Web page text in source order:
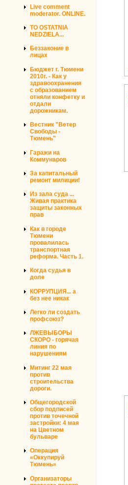
Live comment
moderator. ONLINE.
TO OSTATNIA
NEDZIELA...
Беззаконие в
лицах
Бюджет г. Тюмени
2010г. - Как у
здравоохранения
с образованием
отняли конфетку и
отдали
дорожникам.
Вестник "Ветер
Свободы -
Тюмень"
Гаражи на
Коммунаров
За капитальный
ремонт милиции!
Из зала суда ...
Живая практика
защиты законных
прав
Как в городе
Тюмени
провалилась
транспортная
реформа. Часть 1.
Когда судья в
доле
КОРРУПЦИЯ... а
без нее никак
Легко ли создать
профсоюз?
ЛЖЕВЫБОРЫ
СКОРО - горячая
линия по
нарушениям
Митинг 22 мая
против
строительства
дороги.
Общегородской
сбор подписей
против точечной
застройки: 4 мая
на Цветном
бульваре
Операция
«Оккупируй
Тюмень»
Организаторы